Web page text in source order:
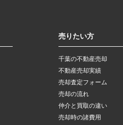
売りたい方
千葉の不動産売却
不動産売却実績
売却査定フォーム
売却の流れ
仲介と買取の違い
売却時の諸費用